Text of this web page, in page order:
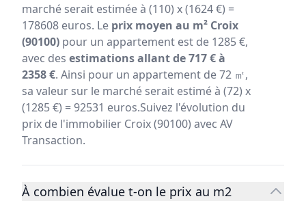
marché serait estimée à (110) x (1624 €) =
178608 euros. Le prix moyen au m² Croix
(90100) pour un appartement est de 1285 €,
avec des estimations allant de 717 € à
2358 €. Ainsi pour un appartement de 72 ㎡,
sa valeur sur le marché serait estimé à (72) x
(1285 €) = 92531 euros.Suivez l'évolution du
prix de l'immobilier Croix (90100) avec AV
Transaction.
À combien évalue t-on le prix au m2